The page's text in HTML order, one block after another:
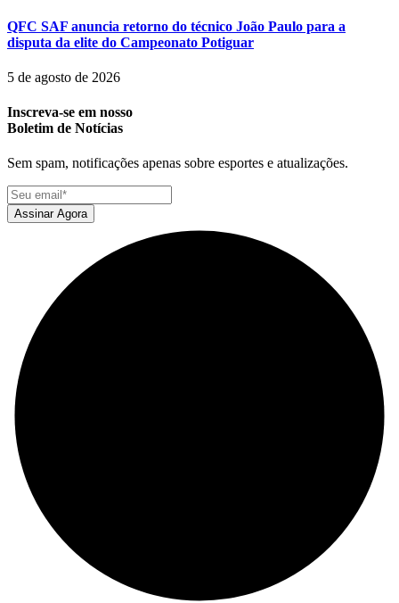
QFC SAF anuncia retorno do técnico João Paulo para a
disputa da elite do Campeonato Potiguar
5 de agosto de 2026
Inscreva-se em nosso
Boletim de Notícias
Sem spam, notificações apenas sobre esportes e atualizações.
Assinar Agora